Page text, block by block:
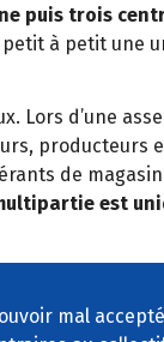
puis trois
petit à petit une
Lors d ’une
producteurs
érants de magasin
est
mal